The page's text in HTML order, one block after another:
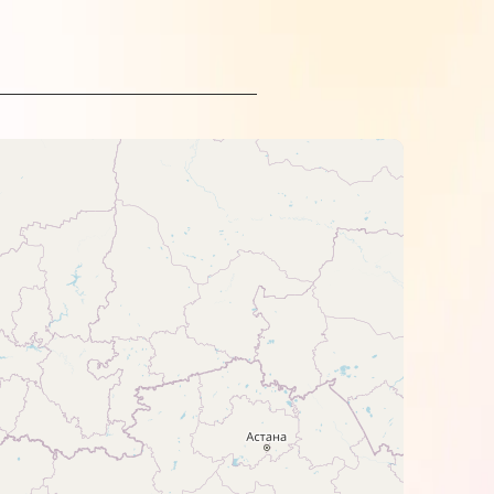
Но лучше всего они
построить